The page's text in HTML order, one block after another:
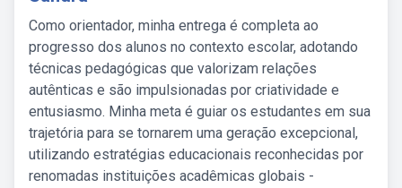
Como orientador, minha entrega é completa ao
progresso dos alunos no contexto escolar, adotando
técnicas pedagógicas que valorizam relações
autênticas e são impulsionadas por criatividade e
entusiasmo. Minha meta é guiar os estudantes em sua
trajetória para se tornarem uma geração excepcional,
utilizando estratégias educacionais reconhecidas por
renomadas instituições acadêmicas globais -